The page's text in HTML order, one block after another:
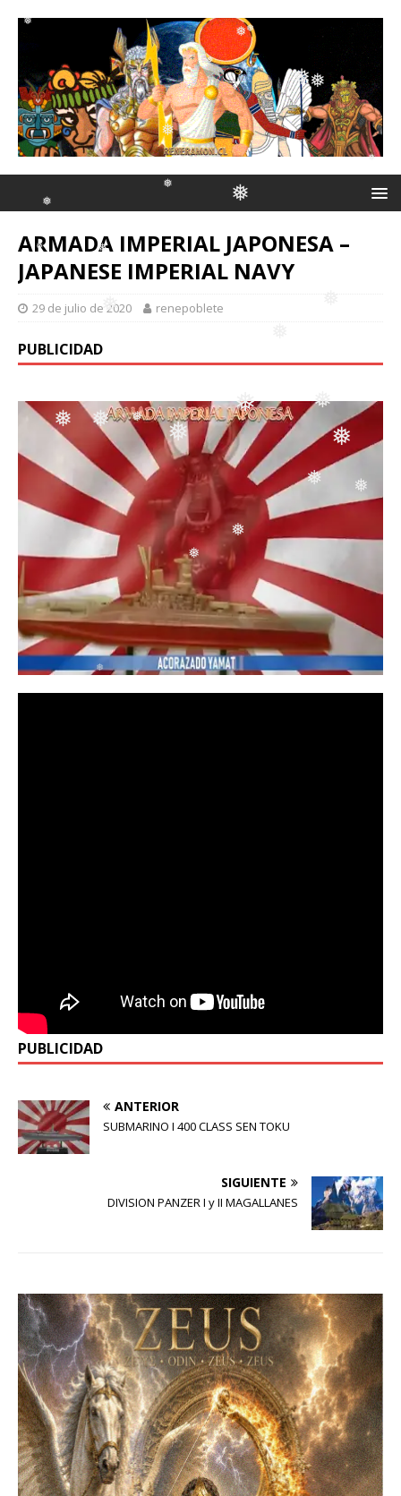
❅
❅
❅
❅
❅
❅
❅ ❅ ❅ ❅
❅
❅
❅
❅
❅
❅
❅
❅
❅
❅
❅ ❅
ARMADA IMPERIAL JAPONESA –
JAPANESE IMPERIAL NAVY
29 de julio de 2020 renepoblete
PUBLICIDAD
PUBLICIDAD
ANTERIOR
SUBMARINO I 400 CLASS SEN TOKU
SIGUIENTE
DIVISION PANZER I y II MAGALLANES